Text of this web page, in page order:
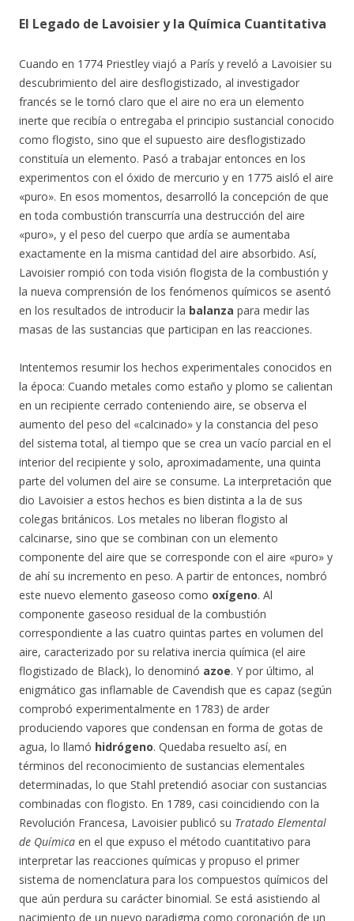
El Legado de Lavoisier y la Química Cuantitativa
Cuando en 1774 Priestley viajó a París y reveló a Lavoisier su
descubrimiento del aire desflogistizado, al investigador
francés se le tornó claro que el aire no era un elemento
inerte que recibía o entregaba el principio sustancial conocido
como flogisto, sino que el supuesto aire desflogistizado
constituía un elemento. Pasó a trabajar entonces en los
experimentos con el óxido de mercurio y en 1775 aisló el aire
«puro». En esos momentos, desarrolló la concepción de que
en toda combustión transcurría una destrucción del aire
«puro», y el peso del cuerpo que ardía se aumentaba
exactamente en la misma cantidad del aire absorbido. Así,
Lavoisier rompió con toda visión flogista de la combustión y
la nueva comprensión de los fenómenos químicos se asentó
en los resultados de introducir la balanza para medir las
masas de las sustancias que participan en las reacciones.
Intentemos resumir los hechos experimentales conocidos en
la época: Cuando metales como estaño y plomo se calientan
en un recipiente cerrado conteniendo aire, se observa el
aumento del peso del «calcinado» y la constancia del peso
del sistema total, al tiempo que se crea un vacío parcial en el
interior del recipiente y solo, aproximadamente, una quinta
parte del volumen del aire se consume. La interpretación que
dio Lavoisier a estos hechos es bien distinta a la de sus
colegas británicos. Los metales no liberan flogisto al
calcinarse, sino que se combinan con un elemento
componente del aire que se corresponde con el aire «puro» y
de ahí su incremento en peso. A partir de entonces, nombró
este nuevo elemento gaseoso como oxígeno. Al
componente gaseoso residual de la combustión
correspondiente a las cuatro quintas partes en volumen del
aire, caracterizado por su relativa inercia química (el aire
flogistizado de Black), lo denominó azoe. Y por último, al
enigmático gas inflamable de Cavendish que es capaz (según
comprobó experimentalmente en 1783) de arder
produciendo vapores que condensan en forma de gotas de
agua, lo llamó hidrógeno. Quedaba resuelto así, en
términos del reconocimiento de sustancias elementales
determinadas, lo que Stahl pretendió asociar con sustancias
combinadas con flogisto. En 1789, casi coincidiendo con la
Revolución Francesa, Lavoisier publicó su Tratado Elemental
de Química en el que expuso el método cuantitativo para
interpretar las reacciones químicas y propuso el primer
sistema de nomenclatura para los compuestos químicos del
que aún perdura su carácter binomial. Se está asistiendo al
nacimiento de un nuevo paradigma como coronación de un